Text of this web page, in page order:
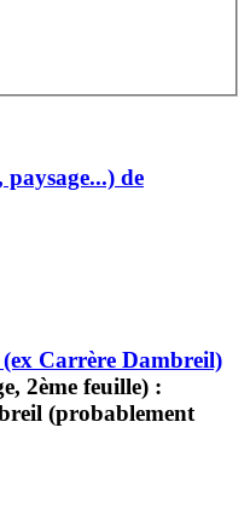
de
Carrère Dambreil)
2ème feuille) :
(probablement